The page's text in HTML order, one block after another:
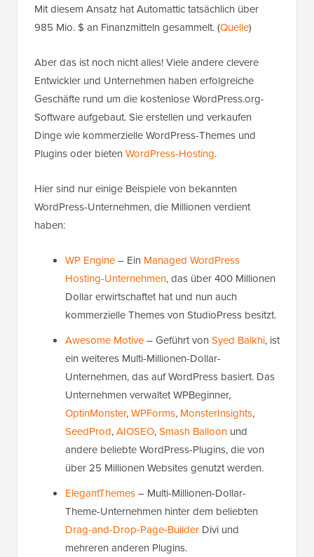
Mit diesem Ansatz hat Automattic tatsächlich über
985 Mio. $ an Finanzmitteln gesammelt. (Quelle)
Aber das ist noch nicht alles! Viele andere clevere
Entwickler und Unternehmen haben erfolgreiche
Geschäfte rund um die kostenlose WordPress.org-
Software aufgebaut. Sie erstellen und verkaufen
Dinge wie kommerzielle WordPress-Themes und
Plugins oder bieten WordPress-Hosting.
Hier sind nur einige Beispiele von bekannten
WordPress-Unternehmen, die Millionen verdient
haben:
WP Engine– Ein Managed WordPress
Hosting-Unternehmen, das über 400 Millionen
Dollar erwirtschaftet hat und nun auch
kommerzielle Themes von StudioPress besitzt.
Awesome Motive– Geführt von Syed Balkhi, ist
ein weiteres Multi-Millionen-Dollar-
Unternehmen, das auf WordPress basiert. Das
Unternehmen verwaltet WPBeginner,
OptinMonster,WPForms, MonsterInsights,
SeedProd,AIOSEO,Smash Balloon und
andere beliebte WordPress-Plugins, die von
über 25 Millionen Websites genutzt werden.
ElegantThemes– Multi-Millionen-Dollar-
Theme-Unternehmen hinter dem beliebten
Drag-and-Drop-Page-Builder Divi und
mehreren anderen Plugins.